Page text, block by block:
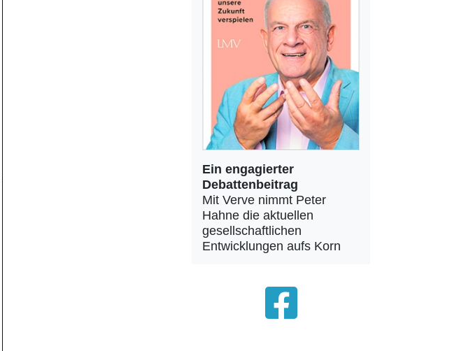
Ein engagierter
Debattenbeitrag
Mit Verve nimmt Peter
Hahne die aktuellen
gesellschaftlichen
Entwicklungen aufs Korn